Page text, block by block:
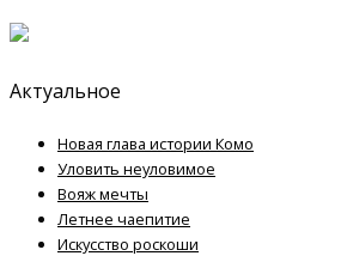
Актуальное
Новая глава истории Комо
Уловить неуловимое
Вояж мечты
Летнее чаепитие
Искусство роскоши